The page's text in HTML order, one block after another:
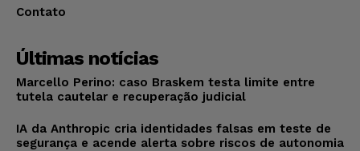
Contato
Últimas notícias
Marcello Perino: caso Braskem testa limite entre
tutela cautelar e recuperação judicial
IA da Anthropic cria identidades falsas em teste de
segurança e acende alerta sobre riscos de autonomia